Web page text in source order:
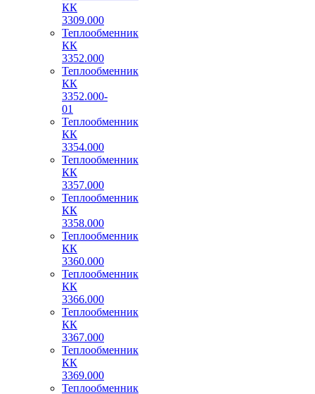
КК
3309.000
Теплообменник
КК
3352.000
Теплообменник
КК
3352.000-
01
Теплообменник
КК
3354.000
Теплообменник
КК
3357.000
Теплообменник
КК
3358.000
Теплообменник
КК
3360.000
Теплообменник
КК
3366.000
Теплообменник
КК
3367.000
Теплообменник
КК
3369.000
Теплообменник